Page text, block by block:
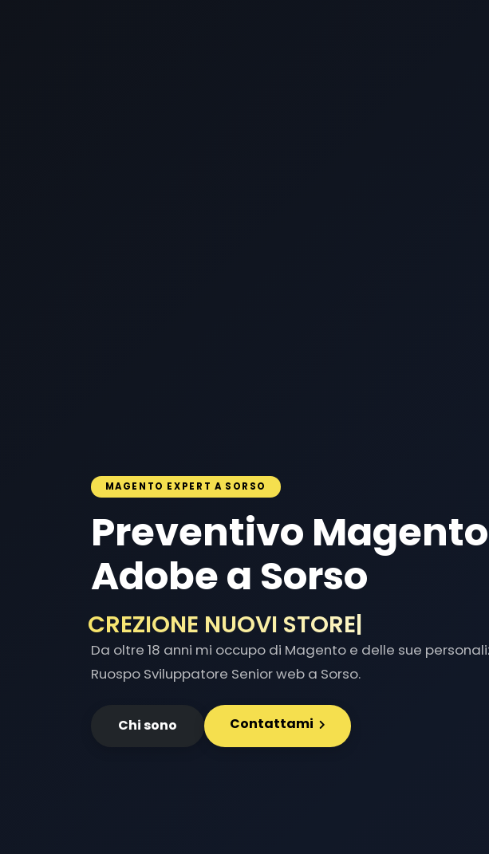
MAGENTO EXPERT A SORSO
Preventivo
Adobe a Sorso
INTE|
Da oltre 18 anni mi occupo di Magento e delle sue
Ruospo Sviluppatore Senior web a Sorso.
Chi sono Contattami